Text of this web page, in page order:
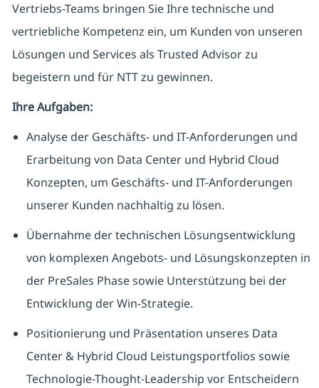
Vertriebs-Teams bringen Sie Ihre technische und
vertriebliche Kompetenz ein, um Kunden von unseren
Lösungen und Services als Trusted Advisor zu
begeistern und für NTT zu gewinnen.
Ihre Aufgaben:
Analyse der Geschäfts- und IT-Anforderungen und
Erarbeitung von Data Center und Hybrid Cloud
Konzepten, um Geschäfts- und IT-Anforderungen
unserer Kunden nachhaltig zu lösen.
Übernahme der technischen Lösungsentwicklung
von komplexen Angebots- und Lösungskonzepten in
der PreSales Phase sowie Unterstützung bei der
Entwicklung der Win-Strategie.
Positionierung und Präsentation unseres Data
Center & Hybrid Cloud Leistungsportfolios sowie
Technologie-Thought-Leadership vor Entscheidern